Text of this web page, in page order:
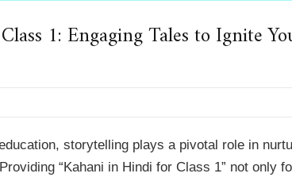
1: Engaging Tales to Ignite
storytelling plays a pivotal role in
“Kahani in Hindi for Class 1” not only